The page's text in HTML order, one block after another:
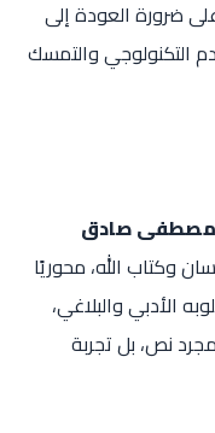
ضرورة العودة إلى
التكنولوجي والتمسك
مصطفى صادق
وكتاب الله، محوريًا
الأدبي والبلاغي،
نص، بل تجربة